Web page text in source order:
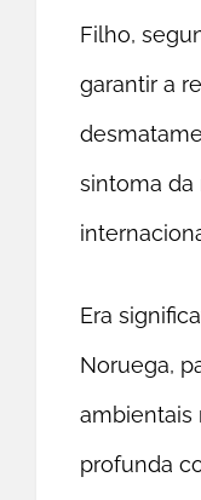
Filho,
garantir a
sintoma da
Era
Noruega,
ambientais
profunda